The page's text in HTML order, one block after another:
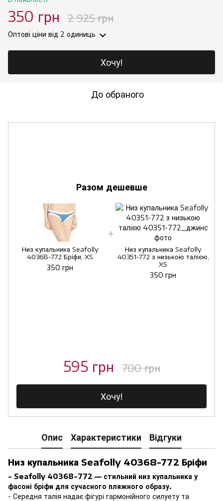
350 грн 2 925 грн
Оптові ціни від 2 одиниць
Хочу!
До обраного
Разом дешевше
Низ купальника Seafolly
40368-772 Бріфи, XS
350 грн
Низ купальника Seafolly
40351-772 з низькою талією,
XS
350 грн
595 грн 700 грн
Хочу!
Опис Характеристики Відгуки
Низ купальника Seafolly 40368-772 Бріфи
- Seafolly 40368-772 — стильний низ купальника у
фасоні бріфи для сучасного пляжного образу.
- Середня талія надає фігурі гармонійного силуету та